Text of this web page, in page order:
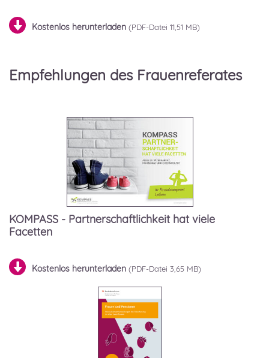
Kostenlos herunterladen 11,51 MB)
Empfehlungen des Frauenreferates
KOMPASS - Partnerschaftlichkeit hat viele
Facetten
Kostenlos herunterladen 3,65 MB)